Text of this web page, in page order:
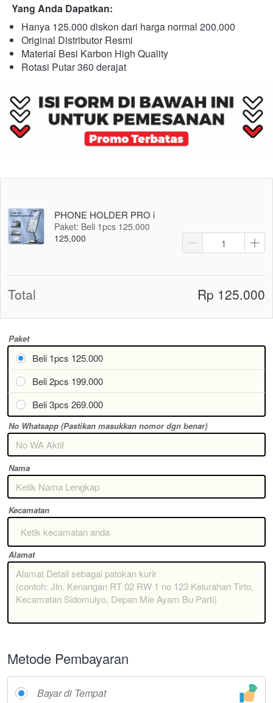
Yang Anda Dapatkan:
Hanya 125.000 diskon dari harga normal 200.000
Original Distributor Resmi
Material Besi Karbon High Quality
Rotasi Putar 360 derajat
Paket
Beli 1pcs 125.000
Beli 2pcs 199.000
Beli 3pcs 269.000
No Whatsapp (Pastikan masukkan nomor dgn benar)
Nama
Kecamatan
Ketik kecamatan anda
Alamat
Metode Pembayaran
Bayar di Tempat
PHONE HOLDER PRO i
Paket: Beli 1pcs 125.000
125,000
Total Rp 125.000